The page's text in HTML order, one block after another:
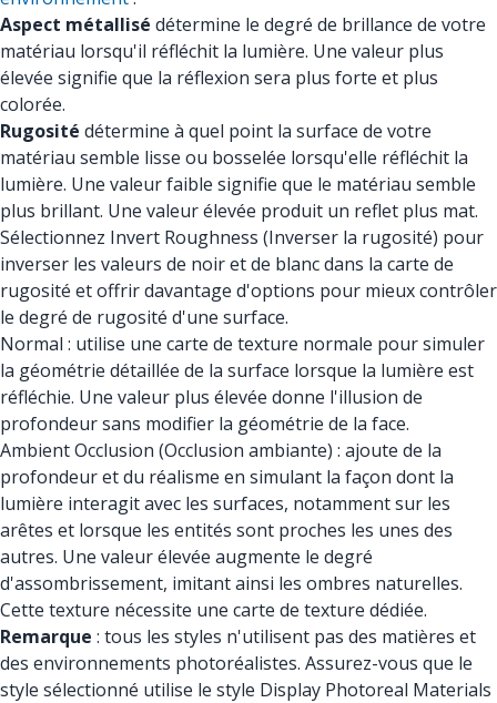
Aspect métallisé détermine le degré de brillance de votre
matériau lorsqu'il réfléchit la lumière. Une valeur plus
élevée signifie que la réflexion sera plus forte et plus
colorée.
Rugosité détermine à quel point la surface de votre
matériau semble lisse ou bosselée lorsqu'elle réfléchit la
lumière. Une valeur faible signifie que le matériau semble
plus brillant. Une valeur élevée produit un reflet plus mat.
Sélectionnez Invert Roughness (Inverser la rugosité) pour
inverser les valeurs de noir et de blanc dans la carte de
rugosité et offrir davantage d'options pour mieux contrôler
le degré de rugosité d'une surface.
Normal : utilise une carte de texture normale pour simuler
la géométrie détaillée de la surface lorsque la lumière est
réfléchie. Une valeur plus élevée donne l'illusion de
profondeur sans modifier la géométrie de la face.
Ambient Occlusion (Occlusion ambiante) : ajoute de la
profondeur et du réalisme en simulant la façon dont la
lumière interagit avec les surfaces, notamment sur les
arêtes et lorsque les entités sont proches les unes des
autres. Une valeur élevée augmente le degré
d'assombrissement, imitant ainsi les ombres naturelles.
Cette texture nécessite une carte de texture dédiée.
Remarque : tous les styles n'utilisent pas des matières et
des environnements photoréalistes. Assurez-vous que le
style sélectionné utilise le style Display Photoreal Materials